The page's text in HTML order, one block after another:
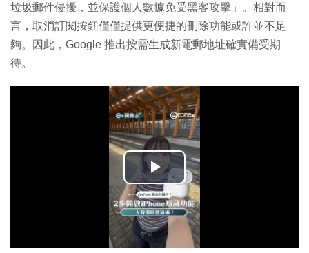
垃圾郵件侵擾，並保護個人數據免受黑客攻擊」。相對而
言，取消訂閱按鈕僅僅提供更便捷的刪除功能或許並不足
夠。因此，Google 推出按需生成新電郵地址確實備受期
待。
播
放
影